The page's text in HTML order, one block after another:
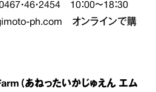
・46・2454 10：00～18：30
ph.com オンラインで購
（あねったいかじゅえん エム